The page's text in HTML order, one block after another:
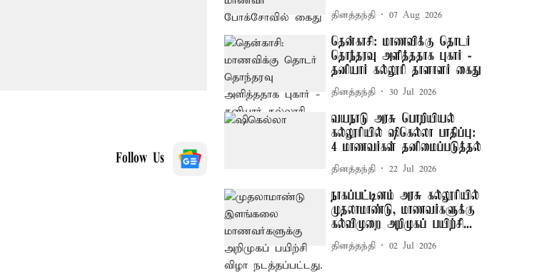
Follow Us
தினத்தந்தி 07 Aug 2026
தென்காசி: மாணவிக்கு தொடர்
தொந்தரவு அளித்ததாக புகார் -
தனியார் கல்லூரி தாளாளர் கைது
தினத்தந்தி 30 Jul 2026
வயநாடு அரசு பொறியியல்
கல்லூரியில் ஷிகெல்லா பாதிப்பு:
4 மாணவர்கள் தனிமைப்படுத்தல்
தினத்தந்தி 22 Jul 2026
நாகப்பட்டினம் அரசு கல்லூரியில்
முதலாமாண்டு, மாணவர்களுக்கு
கல்விமுறை அறிமுகப் பயிற்சி...
தினத்தந்தி 02 Jul 2026